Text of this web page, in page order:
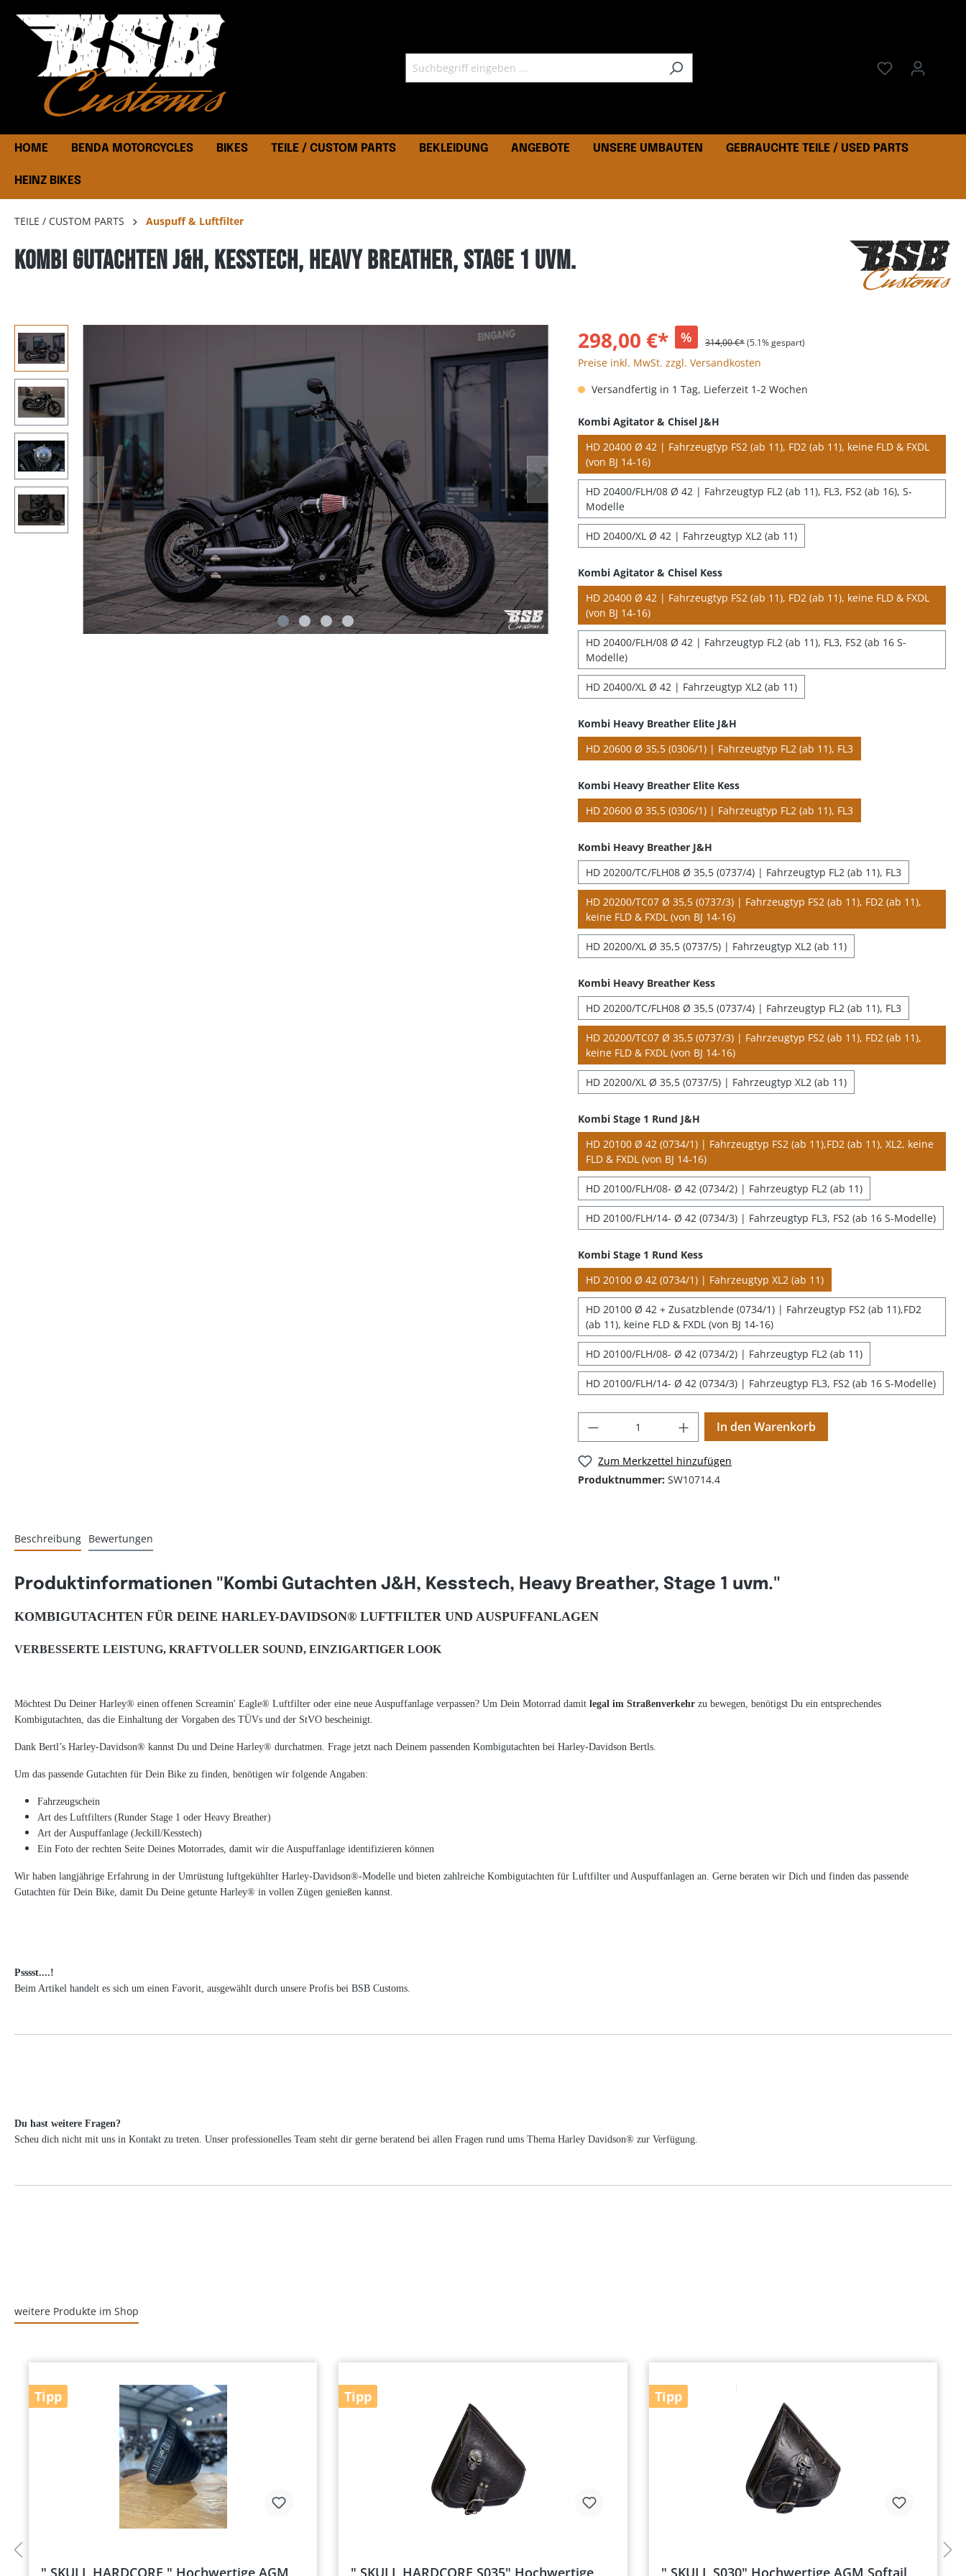
HOME BENDA MOTORCYCLES BIKES TEILE / CUSTOM PARTS BEKLEIDUNG ANGEBOTE UNSERE UMBAUTEN GEBRAUCHTE TEILE / USED PARTS
HEINZ BIKES
TEILE / CUSTOM PARTS Auspuff & Luftfilter
Kombi Gutachten J&H, Kesstech, Heavy Breather, Stage 1 uvm.
298,00 €* % 314,00 €*(5.1% gespart)
Preise inkl. MwSt. zzgl. Versandkosten
Versandfertig in 1 Tag, Lieferzeit 1-2 Wochen
Kombi Agitator & Chisel J&H
HD 20400 Ø 42 | Fahrzeugtyp FS2 (ab 11), FD2 (ab 11), keine FLD & FXDL
(von BJ 14-16)
HD 20400/FLH/08 Ø 42 | Fahrzeugtyp FL2 (ab 11), FL3, FS2 (ab 16), S-
Modelle
HD 20400/XL Ø 42 | Fahrzeugtyp XL2 (ab 11)
Kombi Agitator & Chisel Kess
HD 20400 Ø 42 | Fahrzeugtyp FS2 (ab 11), FD2 (ab 11), keine FLD & FXDL
(von BJ 14-16)
HD 20400/FLH/08 Ø 42 | Fahrzeugtyp FL2 (ab 11), FL3, FS2 (ab 16 S-
Modelle)
HD 20400/XL Ø 42 | Fahrzeugtyp XL2 (ab 11)
Kombi Heavy Breather Elite J&H
HD 20600 Ø 35,5 (0306/1) | Fahrzeugtyp FL2 (ab 11), FL3
Kombi Heavy Breather Elite Kess
HD 20600 Ø 35,5 (0306/1) | Fahrzeugtyp FL2 (ab 11), FL3
Kombi Heavy Breather J&H
HD 20200/TC/FLH08 Ø 35,5 (0737/4) | Fahrzeugtyp FL2 (ab 11), FL3
HD 20200/TC07 Ø 35,5 (0737/3) | Fahrzeugtyp FS2 (ab 11), FD2 (ab 11),
keine FLD & FXDL (von BJ 14-16)
HD 20200/XL Ø 35,5 (0737/5) | Fahrzeugtyp XL2 (ab 11)
Kombi Heavy Breather Kess
HD 20200/TC/FLH08 Ø 35,5 (0737/4) | Fahrzeugtyp FL2 (ab 11), FL3
HD 20200/TC07 Ø 35,5 (0737/3) | Fahrzeugtyp FS2 (ab 11), FD2 (ab 11),
keine FLD & FXDL (von BJ 14-16)
HD 20200/XL Ø 35,5 (0737/5) | Fahrzeugtyp XL2 (ab 11)
Kombi Stage 1 Rund J&H
HD 20100 Ø 42 (0734/1) | Fahrzeugtyp FS2 (ab 11),FD2 (ab 11), XL2, keine
FLD & FXDL (von BJ 14-16)
HD 20100/FLH/08- Ø 42 (0734/2) | Fahrzeugtyp FL2 (ab 11)
HD 20100/FLH/14- Ø 42 (0734/3) | Fahrzeugtyp FL3, FS2 (ab 16 S-Modelle)
Kombi Stage 1 Rund Kess
HD 20100 Ø 42 (0734/1) | Fahrzeugtyp XL2 (ab 11)
HD 20100 Ø 42 + Zusatzblende (0734/1) | Fahrzeugtyp FS2 (ab 11),FD2
(ab 11), keine FLD & FXDL (von BJ 14-16)
HD 20100/FLH/08- Ø 42 (0734/2) | Fahrzeugtyp FL2 (ab 11)
HD 20100/FLH/14- Ø 42 (0734/3) | Fahrzeugtyp FL3, FS2 (ab 16 S-Modelle)
In den Warenkorb
Zum Merkzettel hinzufügen
Produktnummer: SW10714.4
Beschreibung Bewertungen
Produktinformationen "Kombi Gutachten J&H, Kesstech, Heavy Breather, Stage 1 uvm."
KOMBIGUTACHTEN FÜR DEINE HARLEY-DAVIDSON® LUFTFILTER UND AUSPUFFANLAGEN
VERBESSERTE LEISTUNG, KRAFTVOLLER SOUND, EINZIGARTIGER LOOK
Möchtest Du Deiner Harley® einen offenen Screamin' Eagle® Luftfilter oder eine neue Auspuffanlage verpassen? Um Dein Motorrad damit legal im Straßenverkehr zu bewegen, benötigst Du ein entsprechendes
Kombigutachten, das die Einhaltung der Vorgaben des TÜVs und der StVO bescheinigt.
Dank Bertl’s Harley-Davidson® kannst Du und Deine Harley® durchatmen. Frage jetzt nach Deinem passenden Kombigutachten bei Harley-Davidson Bertls.
Um das passende Gutachten für Dein Bike zu finden, benötigen wir folgende Angaben:
Fahrzeugschein
Art des Luftfilters (Runder Stage 1 oder Heavy Breather)
Art der Auspuffanlage (Jeckill/Kesstech)
Ein Foto der rechten Seite Deines Motorrades, damit wir die Auspuffanlage identifizieren können
Wir haben langjährige Erfahrung in der Umrüstung luftgekühlter Harley-Davidson®-Modelle und bieten zahlreiche Kombigutachten für Luftfilter und Auspuffanlagen an. Gerne beraten wir Dich und finden das passende
Gutachten für Dein Bike, damit Du Deine getunte Harley® in vollen Zügen genießen kannst.
Psssst....!
Beim Artikel handelt es sich um einen Favorit, ausgewählt durch unsere Profis bei BSB Customs.
Du hast weitere Fragen?
Scheu dich nicht mit uns in Kontakt zu treten. Unser professionelles Team steht dir gerne beratend bei allen Fragen rund ums Thema Harley Davidson® zur Verfügung.
weitere Produkte im Shop
Tipp
" SKULL HARDCORE " Hochwertige AGM
Tipp
" SKULL HARDCORE S035" Hochwertige
Tipp
" SKULL S030" Hochwertige AGM Softail